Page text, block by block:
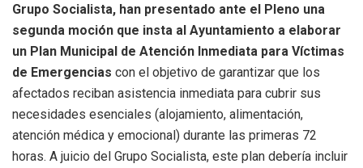
Grupo Socialista, han presentado ante el Pleno una
segunda moción que insta al Ayuntamiento a elaborar
un Plan Municipal de Atención Inmediata para Víctimas
de Emergencias con el objetivo de garantizar que los
afectados reciban asistencia inmediata para cubrir sus
necesidades esenciales (alojamiento, alimentación,
atención médica y emocional) durante las primeras 72
horas. A juicio del Grupo Socialista, este plan debería incluir